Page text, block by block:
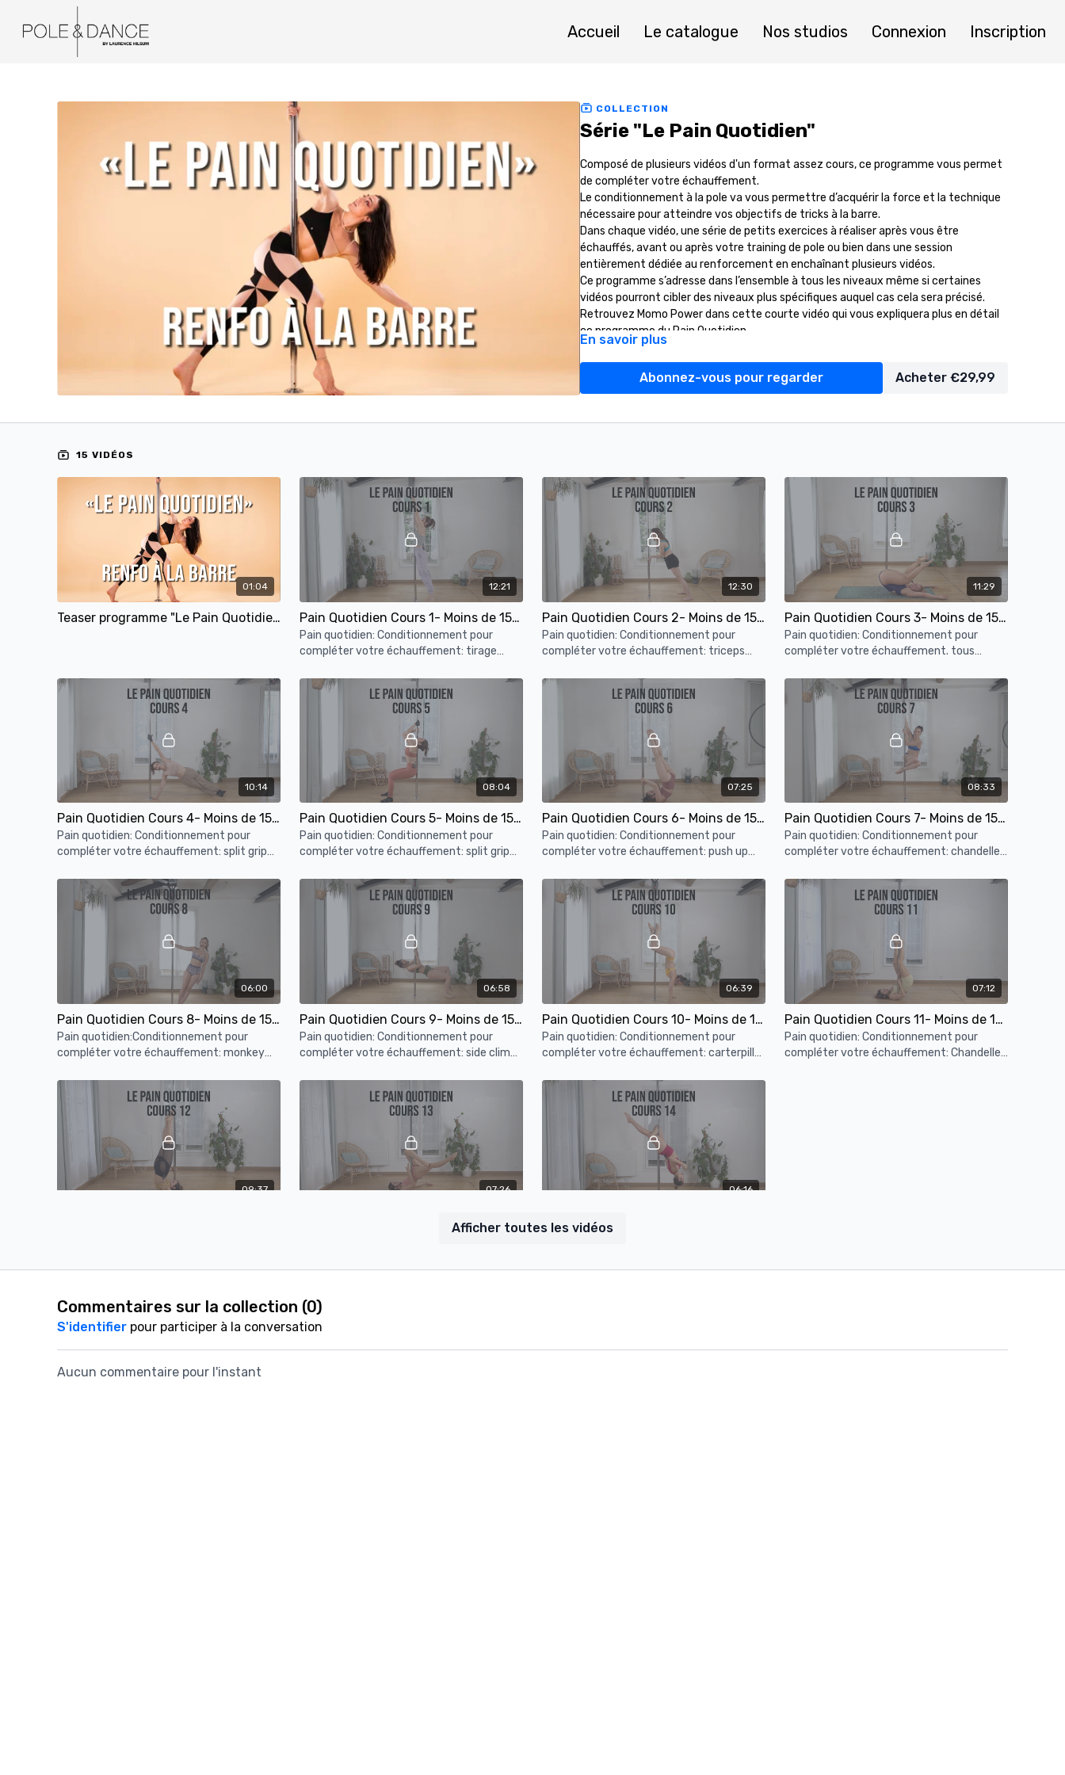
Accueil Le catalogue Nos studios Connexion Inscription
COLLECTION
Série "Le Pain Quotidien"
Composé de plusieurs vidéos d'un format assez cours, ce programme vous permet
de compléter votre échauffement.
Le conditionnement à la pole va vous permettre d’acquérir la force et la technique
nécessaire pour atteindre vos objectifs de tricks à la barre.
Dans chaque vidéo, une série de petits exercices à réaliser après vous être
échauffés, avant ou après votre training de pole ou bien dans une session
entièrement dédiée au renforcement en enchaînant plusieurs vidéos.
Ce programme s’adresse dans l’ensemble à tous les niveaux même si certaines
vidéos pourront cibler des niveaux plus spécifiques auquel cas cela sera précisé.
Retrouvez Momo Power dans cette courte vidéo qui vous expliquera plus en détail
ce programme du Pain Quotidien.
Programme tous niveaux
En savoir plus
Abonnez-vous pour regarder Acheter €29,99
15 VIDÉOS
Afficher toutes les vidéos
01:04
Teaser programme "Le Pain Quotidien"
12:21
Pain Quotidien Cours 1- Moins de 15min de conditionnement à la barre
Pain quotidien: Conditionnement pour
compléter votre échauffement: tirage
planche et chandelle.
12:30
Pain Quotidien Cours 2- Moins de 15min de conditionnement à la barre
Pain quotidien: Conditionnement pour
compléter votre échauffement: triceps
switch inside/outside
11:29
Pain Quotidien Cours 3- Moins de 15min de conditionnement à la barre
Pain quotidien: Conditionnement pour
compléter votre échauffement. tous
10:14
Pain Quotidien Cours 4- Moins de 15min de conditionnement à la barre
Pain quotidien: Conditionnement pour
compléter votre échauffement: split grip
oblique en cupid
08:04
Pain Quotidien Cours 5- Moins de 15min de conditionnement à la barre
Pain quotidien: Conditionnement pour
compléter votre échauffement: split grip
inverted pole row
07:25
Pain Quotidien Cours 6- Moins de 15min de conditionnement à la barre
Pain quotidien: Conditionnement pour
compléter votre échauffement: push up
pompes, chandelles fankick
08:33
Pain Quotidien Cours 7- Moins de 15min de conditionnement à la barre
Pain quotidien: Conditionnement pour
compléter votre échauffement: chandelle 1
06:00
Pain Quotidien Cours 8- Moins de 15min de conditionnement à la barre
Pain quotidien:Conditionnement pour
compléter votre échauffement: monkey
côté, prépa bracchiale
06:58
Pain Quotidien Cours 9- Moins de 15min de conditionnement à la barre
Pain quotidien: Conditionnement pour
compléter votre échauffement: side climb
princess grip
06:39
Pain Quotidien Cours 10- Moins de 15min de conditionnement à la barre
Pain quotidien: Conditionnement pour
compléter votre échauffement: carterpillar
craddle renfo
07:12
Pain Quotidien Cours 11- Moins de 15min de conditionnement à la barre
Pain quotidien: Conditionnement pour
compléter votre échauffement: Chandelles
09:37
full moon, split grip slide legs up, iguana
07:26
en outside, reverse plank to knee tucks,
06:16
abs, geni obliques, caterpillar taps
Commentaires sur la collection (0)
S'identifier pour participer à la conversation
Aucun commentaire pour l'instant